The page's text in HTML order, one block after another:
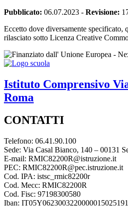
Pubblicato: 06.07.2023 - Revisione:
Eccetto dove diversamente specificato,
rilasciato sotto Licenza Creative
Istituto Comprensivo
Roma
CONTATTI
Telefono: 06.41.90.100
Sede: Via Casal Bianco, 140 – 00131
E-mail: RMIC82200R@istruzione.it
PEC: RMIC82200R@pec.istruzione.it
Cod. IPA: istsc_rmic82200r
Cod. Mecc: RMIC82200R
Cod. Fisc: 97198300580
Iban: IT05Y0623003220000015025191